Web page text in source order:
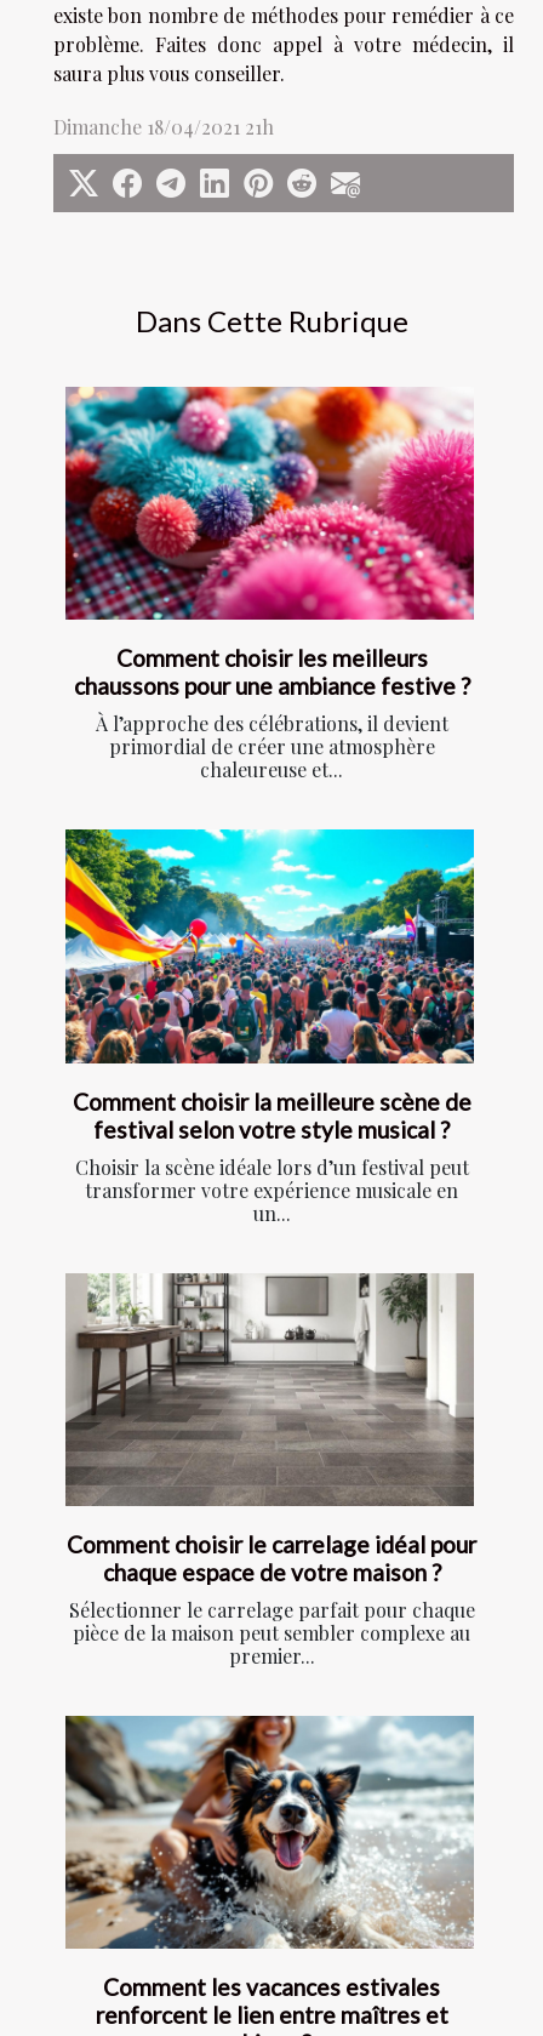
Dans Cette Rubrique
Comment choisir les meilleurs
chaussons pour une ambiance festive ?
À l’approche des célébrations, il devient
primordial de créer une atmosphère
chaleureuse et...
Comment choisir la meilleure scène de
festival selon votre style musical ?
Choisir la scène idéale lors d’un festival peut
transformer votre expérience musicale en
un...
Comment choisir le carrelage idéal pour
chaque espace de votre maison ?
Sélectionner le carrelage parfait pour chaque
pièce de la maison peut sembler complexe au
premier...
Comment les vacances estivales
renforcent le lien entre maîtres et
existe bon nombre de méthodes pour remédier à ce
problème. Faites donc appel à votre médecin, il
saura plus vous conseiller.
Dimanche 18/04/2021 21h